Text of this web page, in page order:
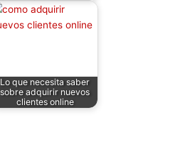
Lo que necesita saber
sobre adquirir nuevos
clientes online